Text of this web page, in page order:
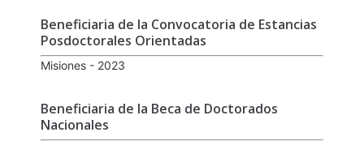
Beneficiaria de la Convocatoria de Estancias
Posdoctorales Orientadas
Misiones - 2023
Beneficiaria de la Beca de Doctorados
Nacionales